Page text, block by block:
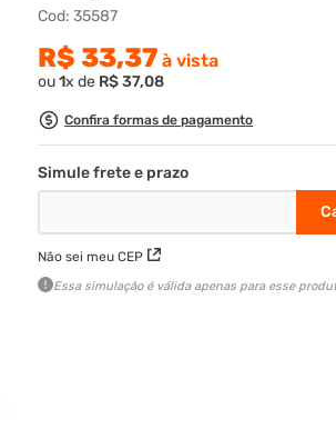
Cod:35587
R$ 33,37 à vista
ou1x de R$37,08
Confira formas de pagamento
Não sei meu CEP
Essa simulação é válida apenas para esse